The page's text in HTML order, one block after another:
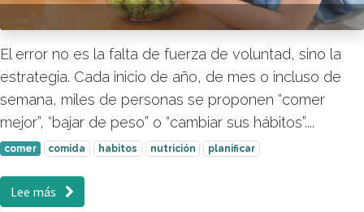
El error no es la falta de fuerza de voluntad, sino la
estrategia. Cada inicio de año, de mes o incluso de
semana, miles de personas se proponen “comer
mejor”, “bajar de peso” o “cambiar sus hábitos”....
comer comida habitos nutrición planificar
Lee más